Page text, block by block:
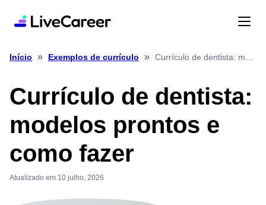
Início » Exemplos de currículo »
Currículo de dentista:
modelos prontos e
como fazer
Atualizado em 10 julho, 2026